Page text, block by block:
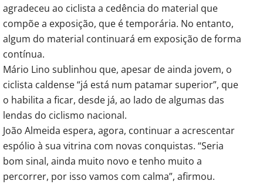
agradeceu ao ciclista a cedência do material que
compõe a exposição, que é temporária. No entanto,
algum do material continuará em exposição de forma
contínua.
Mário Lino sublinhou que, apesar de ainda jovem, o
ciclista caldense “já está num patamar superior”, que
o habilita a ficar, desde já, ao lado de algumas das
lendas do ciclismo nacional.
João Almeida espera, agora, continuar a acrescentar
espólio à sua vitrina com novas conquistas. “Seria
bom sinal, ainda muito novo e tenho muito a
percorrer, por isso vamos com calma”, afirmou.